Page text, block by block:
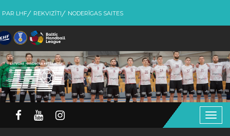
PAR LHF REKVIZĪTI NODERĪGAS SAITES